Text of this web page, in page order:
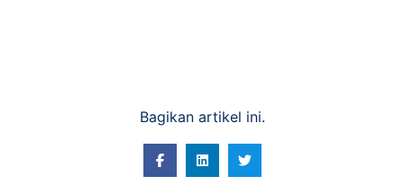
Bagikan artikel ini.